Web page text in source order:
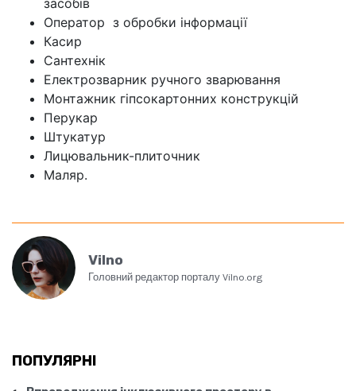
Оператор з обробки інформації
Касир
Сантехнік
Електрозварник ручного зварювання
Монтажник гіпсокартонних конструкцій
Перукар
Штукатур
Лицювальник-плиточник
Маляр.
Vilno
Головний редактор порталу Vilno.org
ПОПУЛЯРНІ